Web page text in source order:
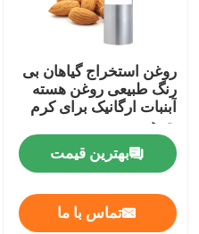
روغن استخراج گیاهان بی
رنگ طبیعی روغن هسته
آبنبات ارگانیک برای کرم
جوهر
بهترین قیمت
تماس با ما